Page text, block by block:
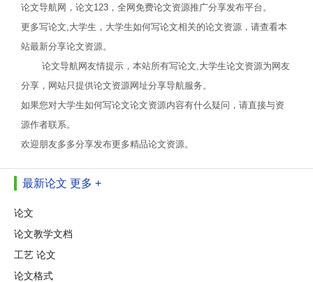
论文导航网，论文123，全网免费论文资源推广分享发布平台。
更多写论文,大学生，大学生如何写论文相关的论文资源，请查看本
站最新分享论文资源。
论文导航网友情提示，本站所有写论文,大学生论文资源为网友
分享，网站只提供论文资源网址分享导航服务。
如果您对大学生如何写论文论文资源内容有什么疑问，请直接与资
源作者联系。
欢迎朋友多多分享发布更多精品论文资源。
最新论文 更多 +
论文
论文教学文档
工艺 论文
论文格式